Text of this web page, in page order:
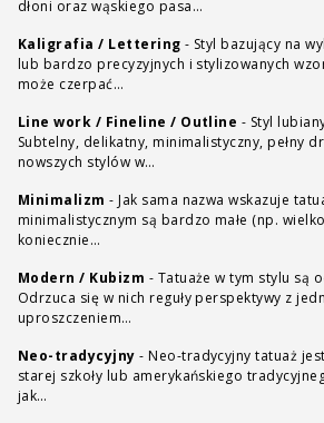
dłoni oraz wąskiego pasa…
Kaligrafia / Lettering - Styl bazujący na
lub bardzo precyzyjnych i stylizowanych
może czerpać…
Line work / Fineline / Outline - Styl
Subtelny, delikatny, minimalistyczny, pełny
nowszych stylów w…
Minimalizm - Jak sama nazwa wskazuje
minimalistycznym są bardzo małe (np.
koniecznie…
Modern / Kubizm - Tatuaże w tym stylu są
Odrzuca się w nich reguły perspektywy z
uproszczeniem…
Neo-tradycyjny - Neo-tradycyjny tatuaż
starej szkoły lub amerykańskiego
jak…